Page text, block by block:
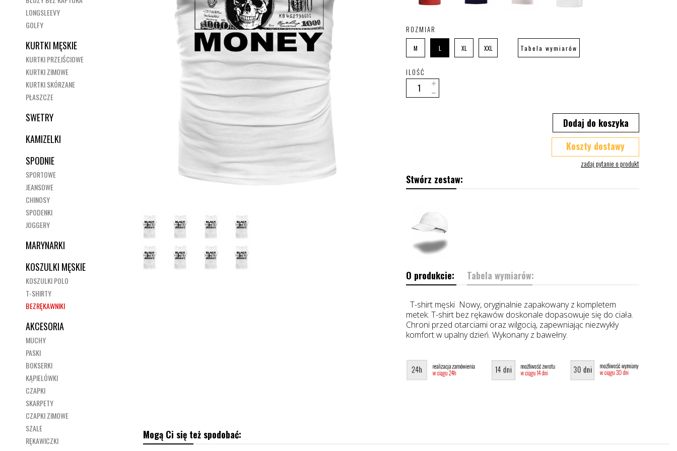
LONGSLEEVY
GOLFY
KURTKI MĘSKIE
KURTKI PRZEJŚCIOWE
KURTKI ZIMOWE
KURTKI SKÓRZANE
PŁASZCZE
SWETRY
KAMIZELKI
SPODNIE
SPORTOWE
JEANSOWE
CHINOSY
SPODENKI
JOGGERY
MARYNARKI
KOSZULKI MĘSKIE
KOSZULKI POLO
T-SHIRTY
BEZRĘKAWNIKI
AKCESORIA
MUCHY
PASKI
BOKSERKI
KĄPIELÓWKI
CZAPKI
SKARPETY
CZAPKI ZIMOWE
SZALE
RĘKAWICZKI
ROZMIAR
M L XL XXL Tabela wymiarów
ILOŚĆ
Dodaj do koszyka
Koszty dostawy
Stwórz zestaw:
O produkcie: Tabela wymiarów:
T-shirt męski Nowy, oryginalnie zapakowany z kompletem
metek. T-shirt bez rękawów doskonale dopasowuje się do ciała.
Chroni przed otarciami oraz wilgocią, zapewniając niezwykły
komfort w upalny dzień. Wykonany z bawełny.
Mogą Ci się też spodobać: